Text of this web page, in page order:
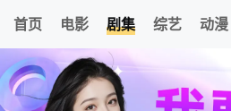
首页 电影 剧集 综艺 动漫
我的观影记录
别扭合租房